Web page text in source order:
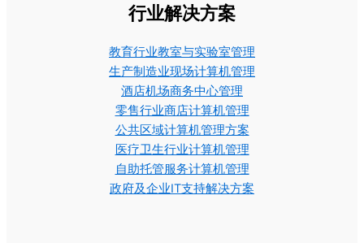
行业解决方案
教育行业教室与实验室管理
生产制造业现场计算机管理
酒店机场商务中心管理
零售行业商店计算机管理
公共区域计算机管理方案
医疗卫生行业计算机管理
自助托管服务计算机管理
政府及企业IT支持解决方案